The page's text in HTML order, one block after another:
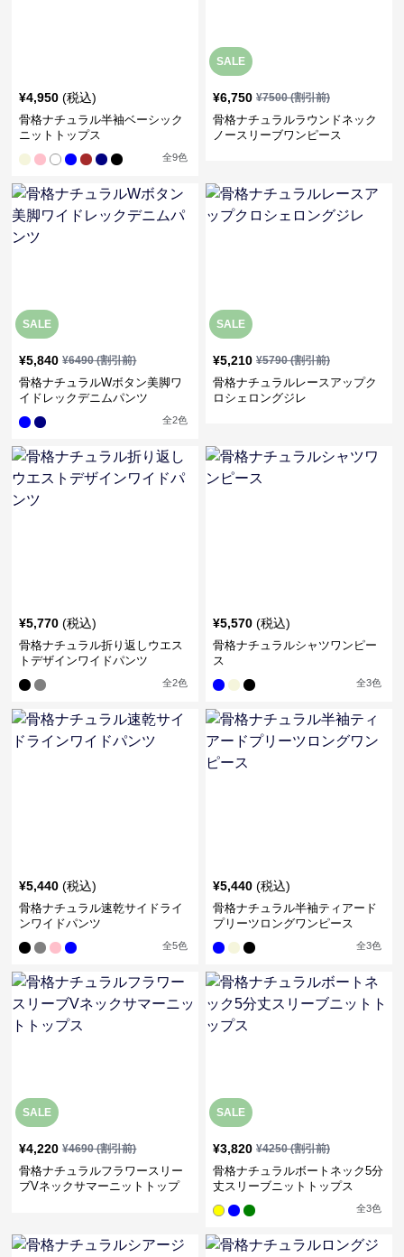
¥4,950 (税込)
骨格ナチュラル半袖ベーシック
ニットトップス
全9色
SALE
¥6,750 ¥7500(割引前)
骨格ナチュラルラウンドネック
ノースリーブワンピース
SALE
¥5,840 ¥6490(割引前)
骨格ナチュラルWボタン美脚ワ
イドレックデニムパンツ
全2色
SALE
¥5,210 ¥5790(割引前)
骨格ナチュラルレースアップク
ロシェロングジレ
¥5,770 (税込)
骨格ナチュラル折り返しウエス
トデザインワイドパンツ
全2色
¥5,570 (税込)
骨格ナチュラルシャツワンピー
ス
全3色
¥5,440 (税込)
骨格ナチュラル速乾サイドライ
ンワイドパンツ
全5色
¥5,440 (税込)
骨格ナチュラル半袖ティアード
プリーツロングワンピース
全3色
SALE
¥4,220 ¥4690(割引前)
骨格ナチュラルフラワースリー
ブVネックサマーニットトップ
SALE
¥3,820 ¥4250(割引前)
骨格ナチュラルボートネック5分
丈スリーブニットトップス
全3色